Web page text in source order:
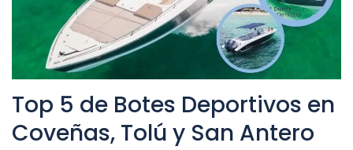
Top 5 de Botes Deportivos en
Coveñas, Tolú y San Antero